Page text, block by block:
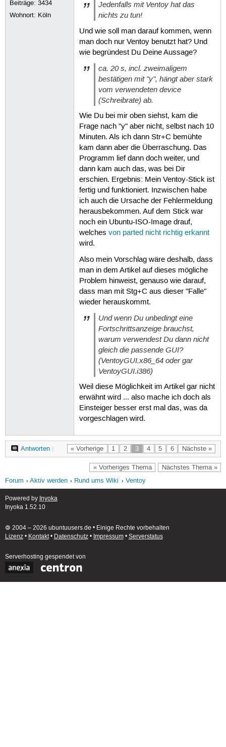
Beiträge:3434
Wohnort: Köln
Jedenfalls mit Ventoy hat das
nichts zu tun!
Und wie soll man darauf kommen, wenn
man doch nur Ventoy benutzt hat? Und
wie begründest Du Deine Aussage?
ca. 20 s, incl. zweimaligem
bestätigen mit "y", hängt aber stark
vom verwendeten device
(Schreibrate) ab.
Wie Du bei mir oben siehst, kam die
Frage nach "y" aber nicht, selbst nach 10
Minuten. Als ich dann Str+C bemühte
kam dann aber die Überraschung. Das
Programm lief dann doch weiter, und
dann kam auch das, was bei Dir
erschien. Ergebnis: Mein Ventoy-Stick ist
fertig und funktioniert. Inzwischen habe
ich auch die Ursache der Fehlermeldung
herausbekommen. Auf dem Stick war
noch ein Ubuntu-ISO-Image drauf,
welches von parted nicht richtig erkannt
wird.
Also mein Vorschlag wäre deshalb, dass
man in dem Artikel auf dieses mögliche
Problem hinweist, genauso wie darauf,
dass man mit Stg+C aus dieser "Falle"
wieder herauskommt.
Und wenn Du unbedingteine
Fortschrittsanzeige brauchst,
warum verwendest Du dann nicht
gleich die passende GUI?
(VentoyGUI.x86_64 oder gar
VentoyGUI.i386)
Weil diese Möglichkeit im Artikel gar nicht
erwähnt wird ... also mache ich doch als
Einsteiger besser erst mal das, was da
vorgeschlagen wird.
« Vorherige 1 2 3 4 5 6 Nächste »
Antworten|
« Vorheriges Thema Nächstes Thema »
Forum Aktiv werden Rund ums Wiki Ventoy
Powered by Inyoka
Inyoka 1.52.10
🄯 2004 – 2026 ubuntuusers.de • Einige Rechte vorbehalten
Lizenz• Kontakt• Datenschutz• Impressum• Serverstatus
Serverhosting gespendet von